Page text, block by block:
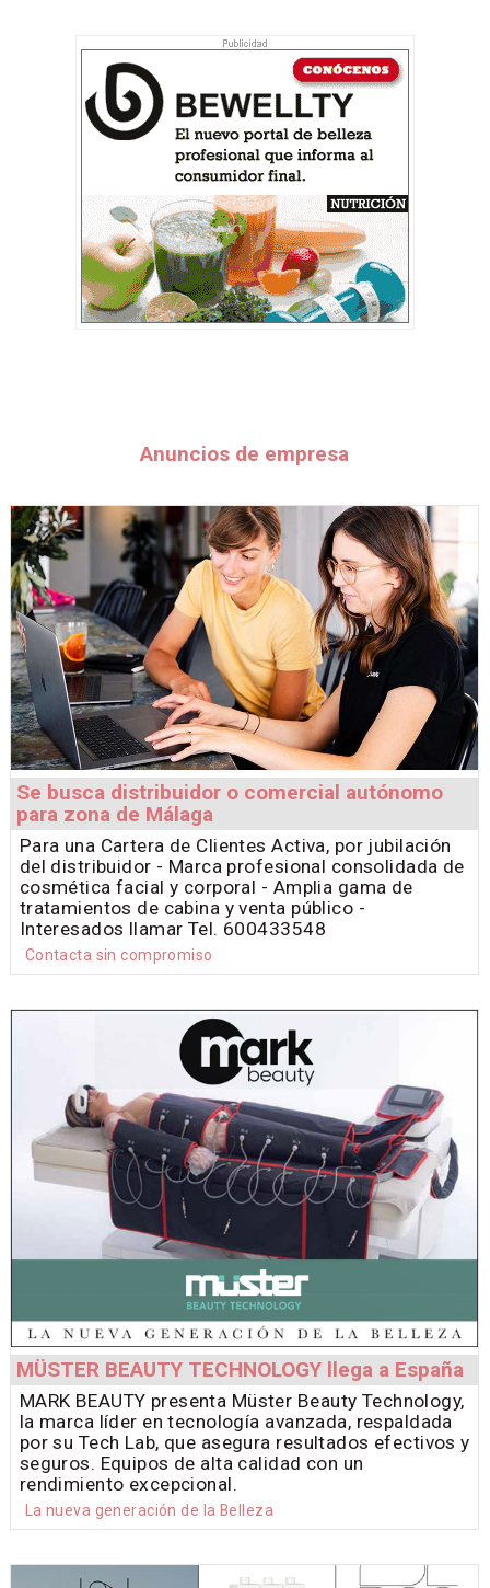
Anuncios de empresa
Se busca distribuidor o comercial autónomo
para zona de Málaga
Para una Cartera de Clientes Activa, por jubilación
del distribuidor - Marca profesional consolidada de
cosmética facial y corporal - Amplia gama de
tratamientos de cabina y venta público -
Interesados llamar Tel. 600433548
Contacta sin compromiso
MÜSTER BEAUTY TECHNOLOGY llega a España
MARK BEAUTY presenta Müster Beauty Technology,
la marca líder en tecnología avanzada, respaldada
por su Tech Lab, que asegura resultados efectivos y
seguros. Equipos de alta calidad con un
rendimiento excepcional.
La nueva generación de la Belleza